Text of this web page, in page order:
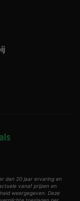
dan 20 jaar ervaring en
vanaf prijzen en
weergegeven. Deze